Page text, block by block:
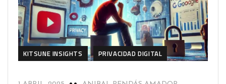
KITSUNE INSIGHTS PRIVACIDAD DIGITAL